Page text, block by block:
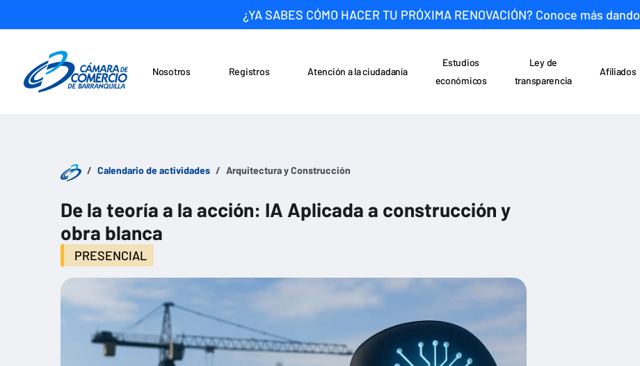
¿YA SABES CÓMO HACER TU PRÓXIMA RENOVACIÓN? Conoce más dando
Nosotros Registros
Atención a la ciudadanía
Estudios
económicos
Ley de
transparencia
Afiliados
Calendario de actividades Arquitectura y Construcción
De la teoría a la acción: IA Aplicada a construcción y
obra blanca
PRESENCIAL